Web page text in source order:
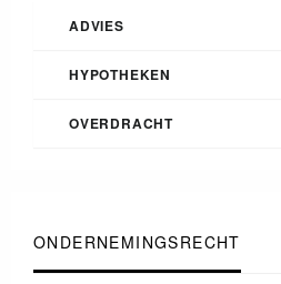
ADVIES
HYPOTHEKEN
OVERDRACHT
ONDERNEMINGSRECHT